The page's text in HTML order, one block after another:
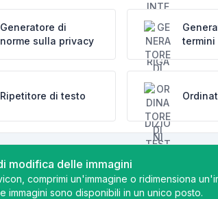
Generatore di
norme sulla privacy
termini
Ripetitore di testo
modifica delle immagini
comprimi un'immagine o ridimensiona
immagini sono disponibili in un unico posto.